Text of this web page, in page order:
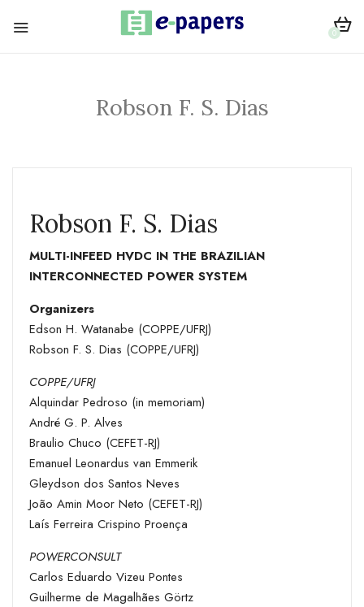
0
Robson F. S. Dias
Robson F. S. Dias
MULTI-INFEED HVDC IN THE BRAZILIAN
INTERCONNECTED POWER SYSTEM
Organizers
Edson H. Watanabe (COPPE/UFRJ)
Robson F. S. Dias (COPPE/UFRJ)
COPPE/UFRJ
Alquindar Pedroso (in memoriam)
André G. P. Alves
Braulio Chuco (CEFET-RJ)
Emanuel Leonardus van Emmerik
Gleydson dos Santos Neves
João Amin Moor Neto (CEFET-RJ)
Laís Ferreira Crispino Proença
POWERCONSULT
Carlos Eduardo Vizeu Pontes
Guilherme de Magalhães Görtz